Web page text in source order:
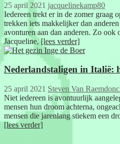
25 april 2021 jacquelinekamp80
Iedereen trekt er in de zomer graag
trekken iets makkelijker dan
avonturen aan dan anderen. Zo ook
Jacqueline,[lees verder]
Nederlandstaligen in Italië:
25 april 2021 Steven Van
Niet iedereen is avontuurlijk
mensen hun droom achterna,
mensen die jarenlang stiekem een
[lees verder]